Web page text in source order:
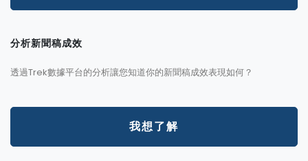
分析新聞稿成效
透過Trek數據平台的分析讓您知道你的新聞稿成效表現如何？
我想了解